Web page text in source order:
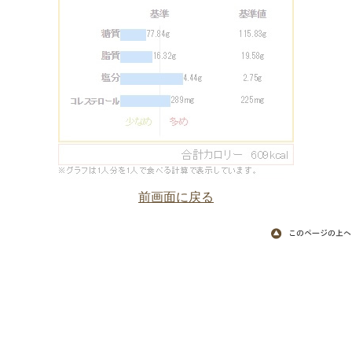
前画面に戻る